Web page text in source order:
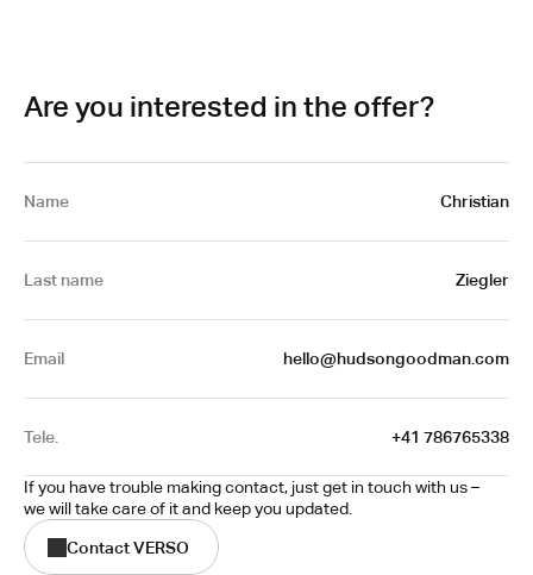
Are you interested in the offer?
Name Christian
Last name Ziegler
Email hello@hudsongoodman.com
Tele. +41 786765338
If you have trouble making contact, just get in touch with us –
we will take care of it and keep you updated.
Contact VERSO